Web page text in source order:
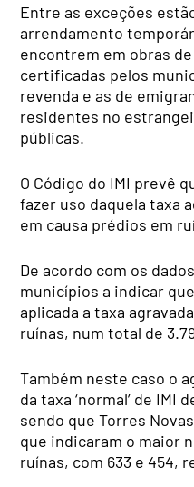
Entre as exceções
arrendamento
encontrem em obras
certificadas pelos
revenda e as de
residentes no
públicas.
O Código do IMI prevê
fazer uso daquela taxa
em causa prédios em
De acordo com os
municípios a indicar
aplicada a taxa
ruínas, num total de
Também neste caso o
da taxa ‘normal’ de IMI
sendo que Torres
que indicaram o maior
ruínas, com 633 e 454,